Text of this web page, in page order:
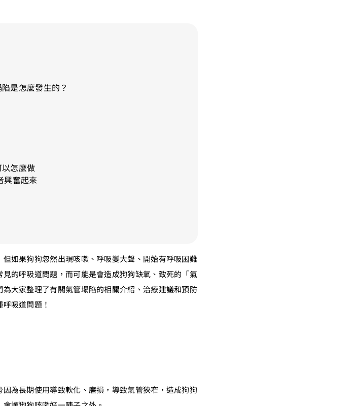
是怎麼發生的？
怎麼做
興奮起來
如果狗狗忽然出現咳嗽、呼吸變大聲、開始有呼吸困難
的呼吸道問題，而可能是會造成狗狗缺氧、致死的「氣
大家整理了有關氣管塌陷的相關介紹、治療建議和預防
吸道問題！
為長期使用導致軟化、磨損，導致氣管狹窄，造成狗狗